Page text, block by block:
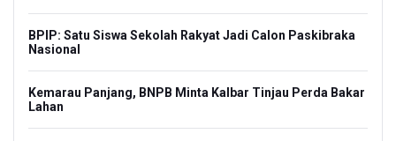
BPIP: Satu Siswa Sekolah Rakyat Jadi Calon Paskibraka
Nasional
Kemarau Panjang, BNPB Minta Kalbar Tinjau Perda Bakar
Lahan